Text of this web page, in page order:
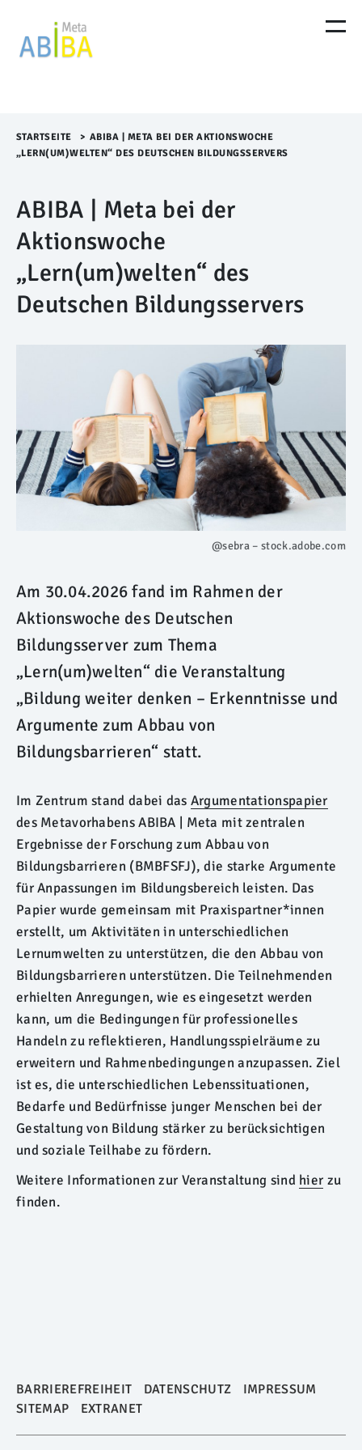
STARTSEITE >​ ABIBA | META BEI DER AKTIONSWOCHE
„LERN(UM)WELTEN“ DES DEUTSCHEN BILDUNGSSERVERS
ABIBA | Meta bei der
Aktionswoche
„Lern(um)welten“ des
Deutschen Bildungsservers
@sebra – stock.adobe.com
Am 30.04.2026 fand im Rahmen der
Aktionswoche des Deutschen
Bildungsserver zum Thema
„Lern(um)welten“ die Veranstaltung
„Bildung weiter denken – Erkenntnisse und
Argumente zum Abbau von
Bildungsbarrieren“ statt.
Im Zentrum stand dabei das Argumentationspapier
des Metavorhabens ABIBA | Meta mit zentralen
Ergebnisse der Forschung zum Abbau von
Bildungsbarrieren (BMBFSFJ), die starke Argumente
für Anpassungen im Bildungsbereich leisten. Das
Papier wurde gemeinsam mit Praxispartner*innen
erstellt, um Aktivitäten in unterschiedlichen
Lernumwelten zu unterstützen, die den Abbau von
Bildungsbarrieren unterstützen. Die Teilnehmenden
erhielten Anregungen, wie es eingesetzt werden
kann, um die Bedingungen für professionelles
Handeln zu reflektieren, Handlungsspielräume zu
erweitern und Rahmenbedingungen anzupassen. Ziel
ist es, die unterschiedlichen Lebenssituationen,
Bedarfe und Bedürfnisse junger Menschen bei der
Gestaltung von Bildung stärker zu berücksichtigen
und soziale Teilhabe zu fördern.
Weitere Informationen zur Veranstaltung sind hier zu
finden.
BARRIEREFREIHEIT DATENSCHUTZ
IMPRESSUM
SITEMAP
EXTRANET